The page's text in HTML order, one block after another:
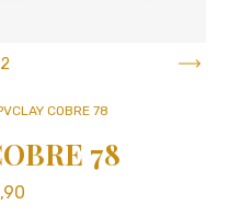
2
COBRE 78
78